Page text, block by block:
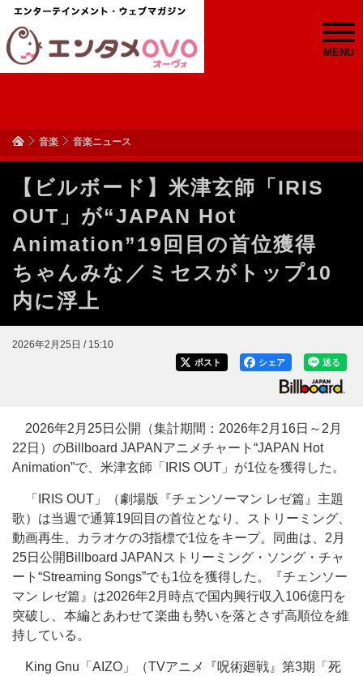
MENU
音楽 音楽ニュース
【ビルボード】米津玄師「IRIS
OUT」が“JAPAN Hot
Animation”19回目の首位獲得
ちゃんみな／ミセスがトップ10
内に浮上
2026年2月25日 / 15:10
送る
シェア
ポスト
2026年2月25日公開（集計期間：2026年2月16日～2月
22日）のBillboard JAPANアニメチャート“JAPAN Hot
Animation”で、米津玄師「IRIS OUT」が1位を獲得した。
「IRIS OUT」（劇場版『チェンソーマン レゼ篇』主題
歌）は当週で通算19回目の首位となり、ストリーミング、
動画再生、カラオケの3指標で1位をキープ。同曲は、2月
25日公開Billboard JAPANストリーミング・ソング・チャ
ート“Streaming Songs”でも1位を獲得した。『チェンソー
マン レゼ篇』は2026年2月時点で国内興行収入106億円を
突破し、本編とあわせて楽曲も勢いを落とさず高順位を維
持している。
King Gnu「AIZO」（TVアニメ『呪術廻戦』第3期「死